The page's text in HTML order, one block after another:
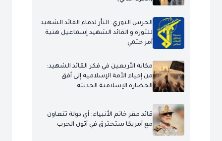
الحرس الثوري: الثأر لدماء القائد الشهيد
للثورة و القائد الشهيد إسماعيل هنية
أمر حتمي
مكانة الأربعين في فكر القائد الشهيد:
من إحياء الأمة الإسلامية إلى أفق
الحضارة الإسلامية الحديثة
قائد مقر خاتم الأنبياء: أي دولة تتعاون
مع أمريكا ستحترق في أتون الحرب